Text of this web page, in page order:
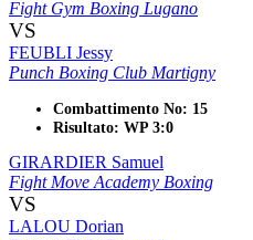
Fight Gym Boxing Lugano
VS
FEUBLI Jessy
Punch Boxing Club Martigny
Combattimento No: 15
Risultato: WP 3:0
GIRARDIER Samuel
Fight Move Academy Boxing
VS
LALOU Dorian